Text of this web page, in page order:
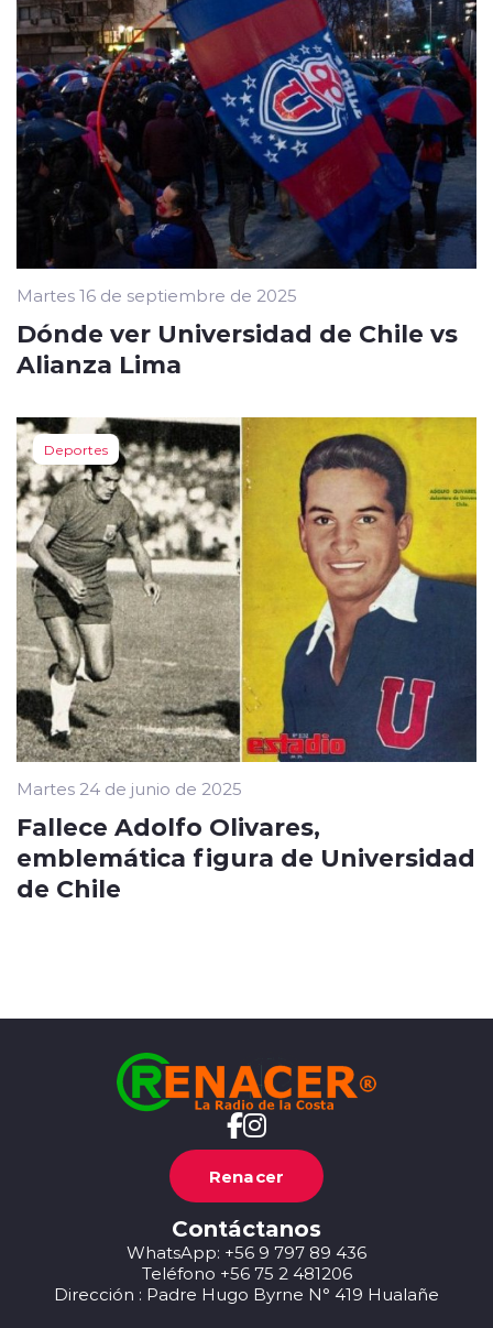
Martes 16 de septiembre de 2025
Dónde ver Universidad de Chile vs
Alianza Lima
Deportes
Martes 24 de junio de 2025
Fallece Adolfo Olivares,
emblemática figura de Universidad
de Chile
Renacer
Contáctanos
WhatsApp: +56 9 797 89 436
Teléfono +56 75 2 481206
Dirección : Padre Hugo Byrne N° 419 Hualañe